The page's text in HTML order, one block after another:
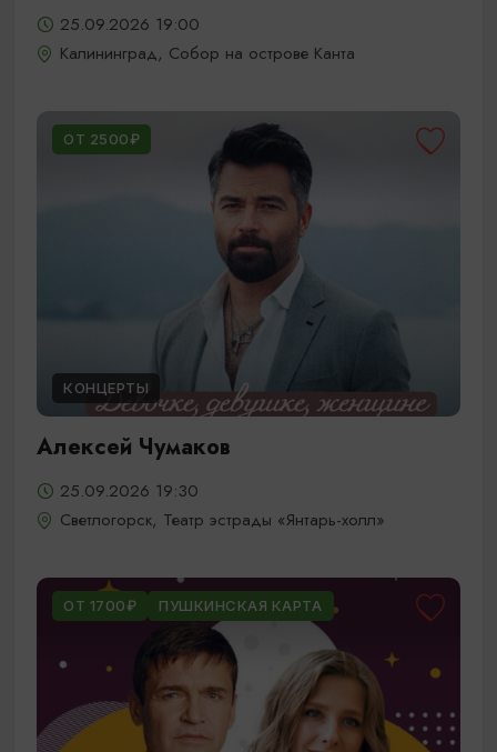
25.09.2026 19:00
Калининград, Собор на острове Канта
ОТ 2500₽
КОНЦЕРТЫ
Алексей Чумаков
25.09.2026 19:30
Светлогорск, Театр эстрады «Янтарь-холл»
ОТ 1700₽ ПУШКИНСКАЯ КАРТА